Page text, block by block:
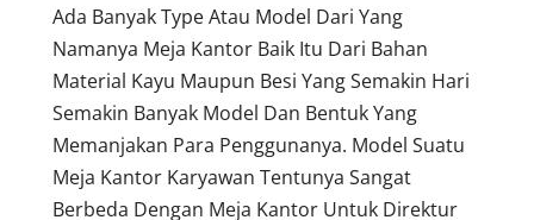
Ada Banyak Type Atau Model Dari Yang
Namanya Meja Kantor Baik Itu Dari Bahan
Material Kayu Maupun Besi Yang Semakin Hari
Semakin Banyak Model Dan Bentuk Yang
Memanjakan Para Penggunanya. Model Suatu
Meja Kantor Karyawan Tentunya Sangat
Berbeda Dengan Meja Kantor Untuk Direktur